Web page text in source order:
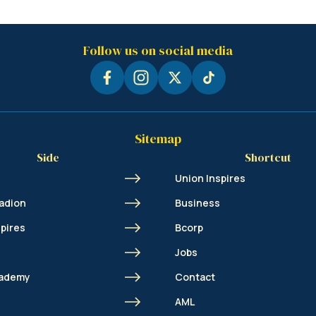
Follow us on social media
Sitemap
Side Shortcut
Union Inspires
Business
Bcorp
Jobs
Contact
AML